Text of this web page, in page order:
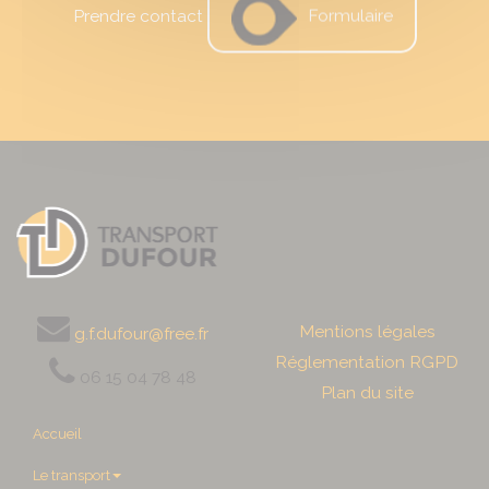
Prendre contact Formulaire
g.f.dufour@free.fr
Mentions légales
Réglementation RGPD
Plan du site
Accueil
Le transport